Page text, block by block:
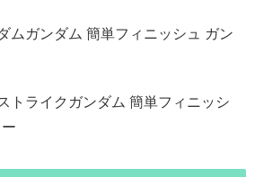
ムガンダム 簡単フィニッシュ ガン
トライクガンダム 簡単フィニッシ